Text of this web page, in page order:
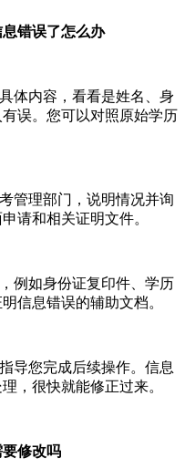
错误了怎么办
内容，看看是姓名、身
误。您可以对照原始学历
理部门，说明情况并询
请和相关证明文件。
如身份证复印件、学历
信息错误的辅助文档。
您完成后续操作。信息
，很快就能修正过来。
修改吗